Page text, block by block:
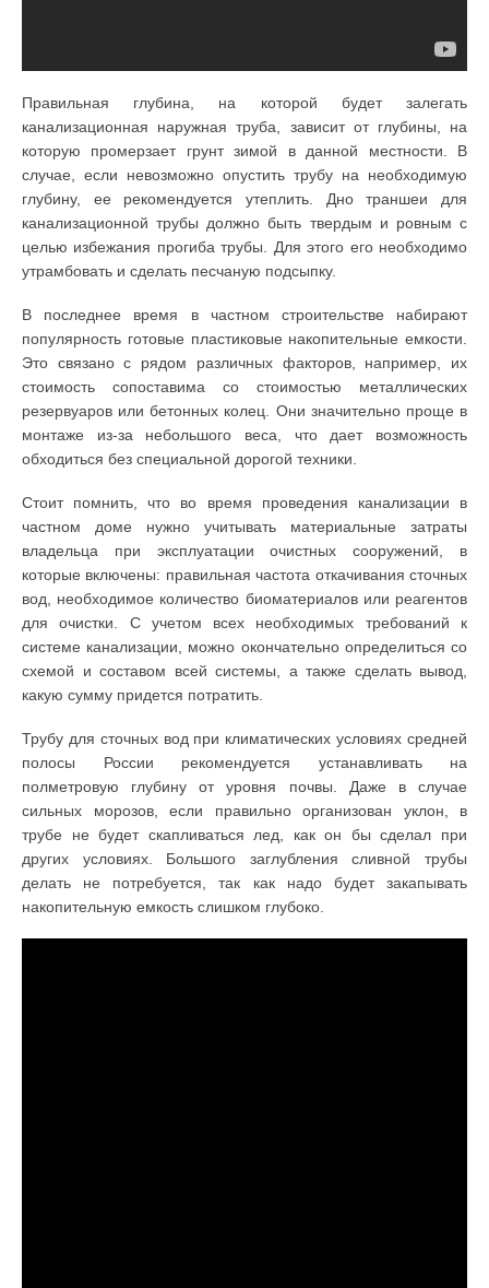
Правильная глубина, на которой будет залегать
канализационная наружная труба, зависит от глубины, на
которую промерзает грунт зимой в данной местности. В
случае, если невозможно опустить трубу на необходимую
глубину, ее рекомендуется утеплить. Дно траншеи для
канализационной трубы должно быть твердым и ровным с
целью избежания прогиба трубы. Для этого его необходимо
утрамбовать и сделать песчаную подсыпку.
В последнее время в частном строительстве набирают
популярность готовые пластиковые накопительные емкости.
Это связано с рядом различных факторов, например, их
стоимость сопоставима со стоимостью металлических
резервуаров или бетонных колец. Они значительно проще в
монтаже из-за небольшого веса, что дает возможность
обходиться без специальной дорогой техники.
Стоит помнить, что во время проведения канализации в
частном доме нужно учитывать материальные затраты
владельца при эксплуатации очистных сооружений, в
которые включены: правильная частота откачивания сточных
вод, необходимое количество биоматериалов или реагентов
для очистки. С учетом всех необходимых требований к
системе канализации, можно окончательно определиться со
схемой и составом всей системы, а также сделать вывод,
какую сумму придется потратить.
Трубу для сточных вод при климатических условиях средней
полосы России рекомендуется устанавливать на
полметровую глубину от уровня почвы. Даже в случае
сильных морозов, если правильно организован уклон, в
трубе не будет скапливаться лед, как он бы сделал при
других условиях. Большого заглубления сливной трубы
делать не потребуется, так как надо будет закапывать
накопительную емкость слишком глубоко.